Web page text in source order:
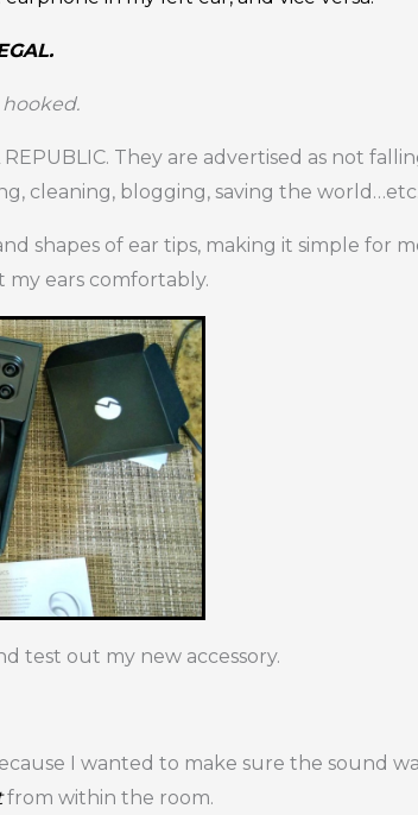
hooked.
They are advertised as not
cleaning, blogging, saving the
shapes of ear tips, making it simple for
ears comfortably.
test out my new accessory.
I wanted to make sure the sound
from within the room.